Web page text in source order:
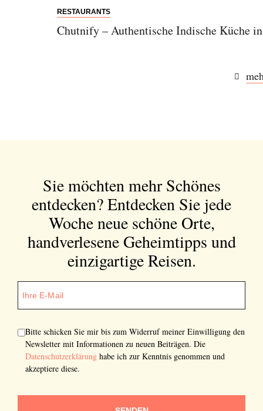
RESTAURANTS
Chutnify – Authentische Indische Küche
Sie möchten mehr Schönes
entdecken?Entdecken Sie jede
Woche neue schöne Orte,
handverlesene Geheimtipps und
einzigartige Reisen.
Bitte schicken Sie mir bis zum Widerruf meiner Einwilligung den
Newsletter mit Informationen zu neuen Beiträgen. Die
Datenschutzerklärung habe ich zur Kenntnis genommen und
akzeptiere diese.